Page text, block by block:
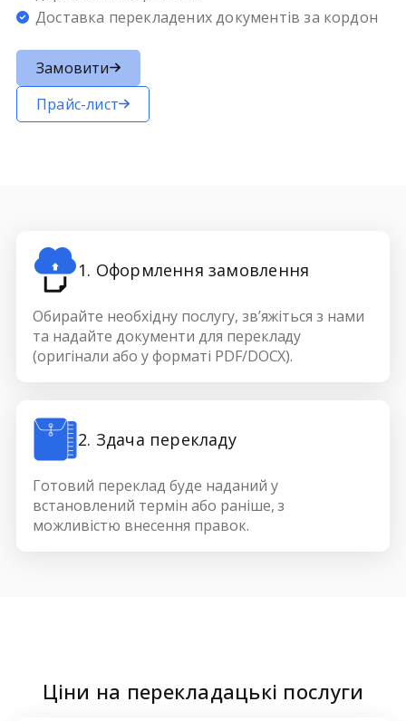
Доставка перекладених документів за кордон
Замовити
Прайс-лист
1. Оформлення замовлення
Обирайте необхідну послугу, зв’яжіться з нами
та надайте документи для перекладу
(оригінали або у форматі PDF/DOCX).
2. Здача перекладу
Готовий переклад буде наданий у
встановлений термін або раніше, з
можливістю внесення правок.
Ціни на перекладацькі послуги